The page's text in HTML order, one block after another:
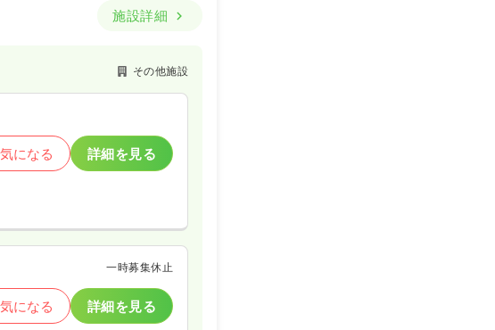
施設詳細
その他施設
気になる 詳細を見る
一時募集休止
気になる 詳細を見る